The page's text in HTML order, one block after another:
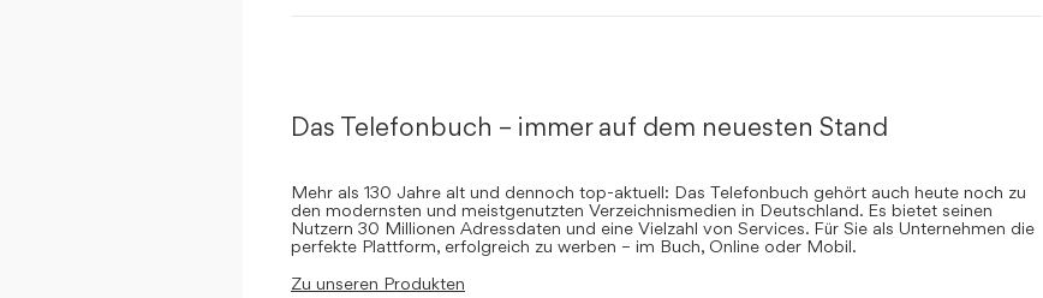
Das Telefonbuch – immer auf dem neuesten Stand
Mehr als 130 Jahre alt und dennoch top-aktuell: Das Telefonbuch gehört auch heute noch zu
den modernsten und meistgenutzten Verzeichnismedien in Deutschland. Es bietet seinen
Nutzern 30 Millionen Adressdaten und eine Vielzahl von Services. Für Sie als Unternehmen die
perfekte Plattform, erfolgreich zu werben – im Buch, Online oder Mobil.
Zu unseren Produkten